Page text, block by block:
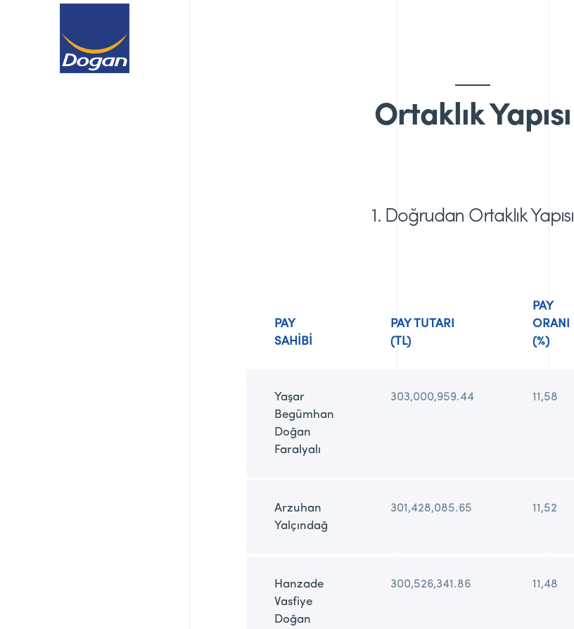
Ortaklık Yapısı
1. Doğrudan Ortaklık Yapısı
PAY
SAHİBİ
PAY TUTARI
(TL)
PAY
ORANI
(%)
Yaşar
Begümhan
Doğan
Faralyalı
303,000,959.44 11,58
Arzuhan
Yalçındağ
301,428,085.65 11,52
Hanzade
Vasfiye
Doğan
300,526,341.86 11,48